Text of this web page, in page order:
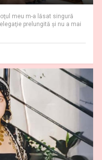
meu m-a lăsat singură
prelungită şi nu a mai